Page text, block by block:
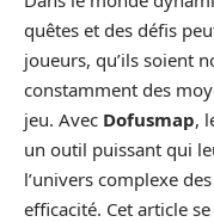
quêtes et des défis
joueurs, qu’ils soient
constamment des
jeu. Avec Dofusmap,
un outil puissant qui
l’univers complexe
efficacité. Cet article